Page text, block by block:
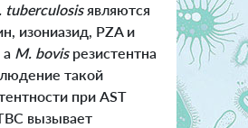
tuberculosisявляются
изониазид, PZA и
M. bovisрезистентна
такой
при AST
вызывает